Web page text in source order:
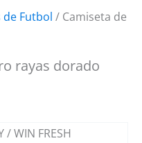
de Futbol / Camiseta de
rayas dorado
/ WIN FRESH